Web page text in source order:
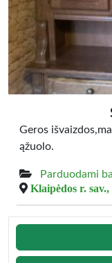
Geros
ąžuolo.
Parduodami
Klaipėdos r. sav.,